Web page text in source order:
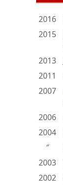
2016
2015
2013
2011
2007
2006
2004
″
2003
2002